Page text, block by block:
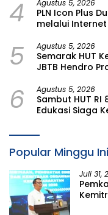
4 Agustus 5, 2026
PLN Icon Plus
melalui
5 Agustus 5, 2026
Semarak HUT
JBTB Hendro
6 Agustus 5, 2026
Sambut HUT RI
Edukasi Siaga
Kampung Aren
Popular Minggu Ini
Juli 31,